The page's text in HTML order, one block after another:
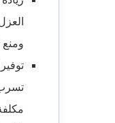
ومنع